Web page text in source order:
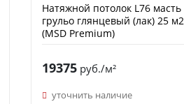
Натяжной потолок L76 масть
грульо глянцевый (лак) 25 м2
(MSD Premium)
19375руб./м²
уточнить наличие